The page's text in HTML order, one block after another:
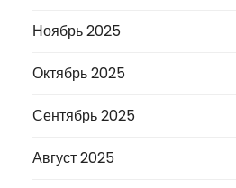
Ноябрь 2025
Октябрь 2025
Сентябрь 2025
Август 2025